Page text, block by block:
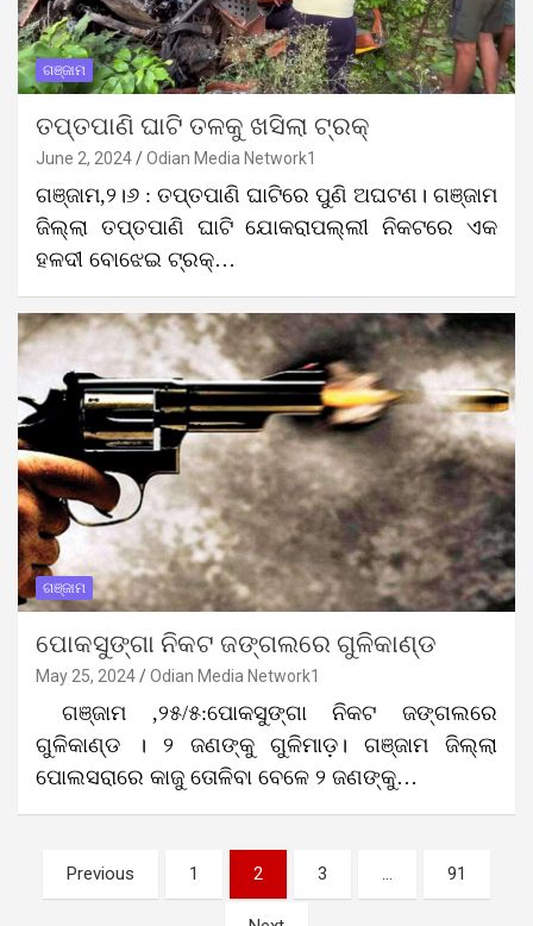
ଗଞ୍ଜାମ
ତପ୍ତପାଣି ଘାଟି ତଳକୁ ଖସିଲା ଟ୍ରକ୍
June 2, 2024 Odian Media Network1
ଗଞ୍ଜାମ,୨।୬ : ତପ୍ତପାଣି ଘାଟିରେ ପୁଣି ଅଘଟଣ। ଗଞ୍ଜାମ
ଜିଲ୍ଲା ତପ୍ତପାଣି ଘାଟି ଯୋକରାପଲ୍ଲୀ ନିକଟରେ ଏକ
ହଳଦୀ ବୋଝେଇ ଟ୍ରକ୍…
ଗଞ୍ଜାମ
ପୋକସୁଙ୍ଗା ନିକଟ ଜଙ୍ଗଲରେ ଗୁଳିକାଣ୍ଡ
May 25, 2024 Odian Media Network1
ଗଞ୍ଜାମ ,୨୫/୫:ପୋକସୁଙ୍ଗା ନିକଟ ଜଙ୍ଗଲରେ
ଗୁଳିକାଣ୍ଡ । ୨ ଜଣଙ୍କୁ ଗୁଳିମାଡ଼। ଗଞ୍ଜାମ ଜିଲ୍ଲା
ପୋଲସରାରେ କାଜୁ ତୋଳିବା ବେଳେ ୨ ଜଣଙ୍କୁ…
Posts
pagination
Previous 1 2 3 … 91